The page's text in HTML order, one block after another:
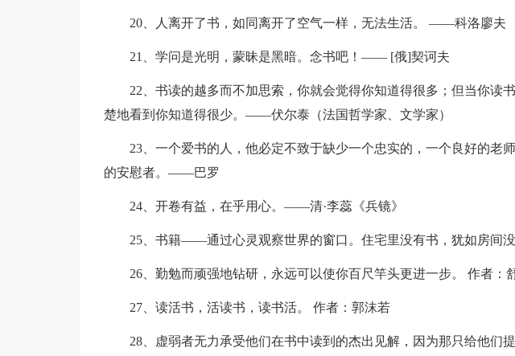
20、人离开了书，如同离开了空气一样，无法生活。 ——科洛廖夫
21、学问是光明，蒙昧是黑暗。念书吧！—— [俄]契诃夫
22、书读的越多而不加思索，你就会觉得你知道得很多；但当你读
楚地看到你知道得很少。——伏尔泰（法国哲学家、文学家）
23、一个爱书的人，他必定不致于缺少一个忠实的，一个良好的老
的安慰者。——巴罗
24、开卷有益，在乎用心。——清·李蕊《兵镜》
25、书籍——通过心灵观察世界的窗口。住宅里没有书，犹如房间
26、勤勉而顽强地钻研，永远可以使你百尺竿头更进一步。 作者：
27、读活书，活读书，读书活。 作者：郭沫若
28、虚弱者无力承受他们在书中读到的杰出见解，因为那只给他